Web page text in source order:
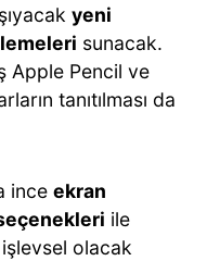
yeni
sunacak.
Apple Pencil ve
tanıtılması da
ince ekran
ile
olacak